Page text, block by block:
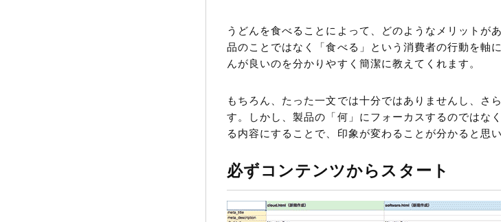
うどんを食べることによって、どのようなメリットが
品のことではなく「食べる」という消費者の行動を軸
んが良いのを分かりやすく簡潔に教えてくれます。
もちろん、たった一文では十分ではありませんし、さ
す。しかし、製品の「何」にフォーカスするのではな
る内容にすることで、印象が変わることが分かると思い
必ずコンテンツからスタート